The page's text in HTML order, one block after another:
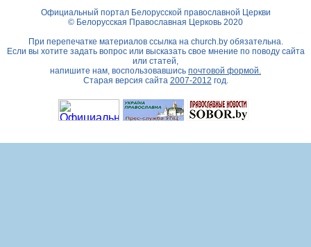
Официальный портал Белорусской православной Церкви
© Белорусская Православная Церковь 2020
При перепечатке материалов ссылка на church.byобязательна.
Если вы хотите задать вопрос или высказать свое мнение по поводу сайта
или статей,
напишите нам, воспользовавшись почтовой формой.
Старая версия сайта 2007-2012 год.